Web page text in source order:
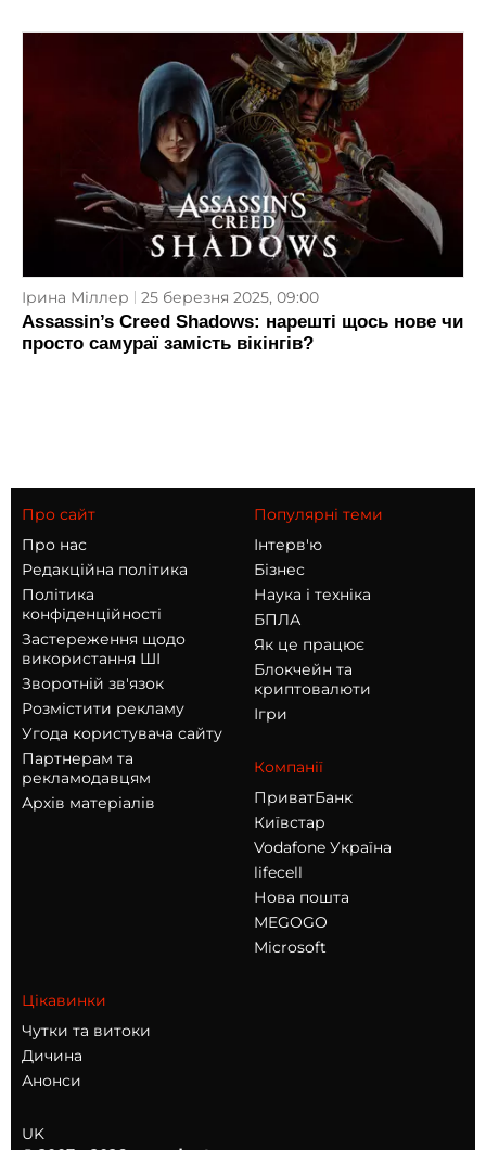
Ірина Міллер 25 березня 2025, 09:00
Assassin’s Creed Shadows: нарешті щось нове чи
просто самураї замість вікінгів?
Про сайт
Про нас
Редакційна політика
Політика
конфіденційності
Застереження щодо
використання ШІ
Зворотній зв'язок
Розмістити рекламу
Угода користувача сайту
Партнерам та
рекламодавцям
Архів матеріалів
Популярні теми
Інтерв'ю
Бізнес
Наука і техніка
БПЛА
Як це працює
Блокчейн та
криптовалюти
Ігри
Компанії
ПриватБанк
Київстар
Vodafone Україна
lifecell
Нова пошта
MEGOGO
Microsoft
Цікавинки
Чутки та витоки
Дичина
Анонси
UK